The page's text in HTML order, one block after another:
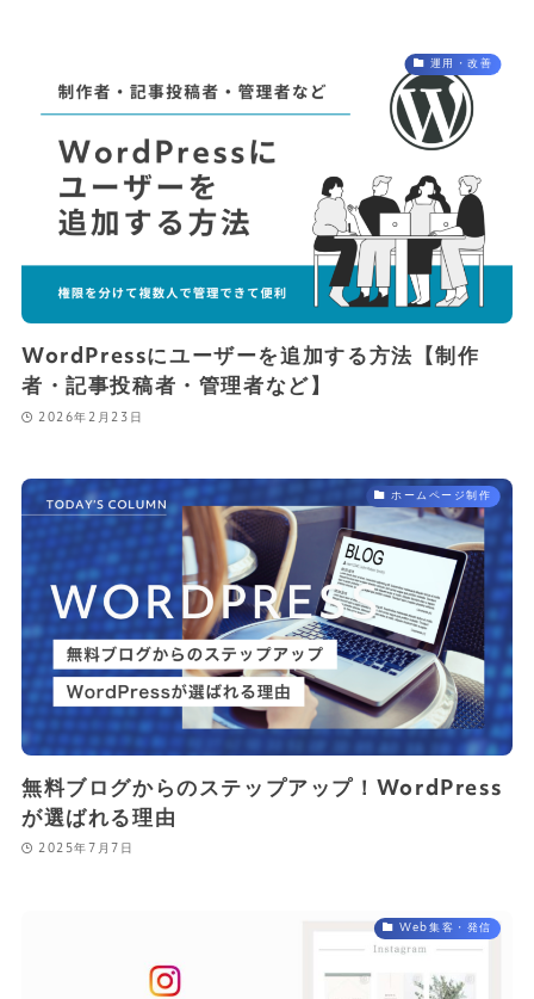
運用・改善
WordPressにユーザーを追加する方法【制作
者・記事投稿者・管理者など】
2026年2月23日
ホームページ制作
無料ブログからのステップアップ！WordPress
が選ばれる理由
2025年7月7日
Web集客・発信